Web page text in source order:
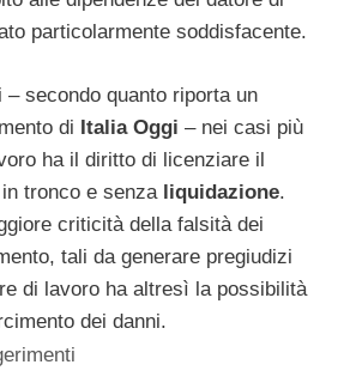
particolarmente soddisfacente.
secondo quanto riporta un
di Italia Oggi – nei casi più
ha il diritto di licenziare il
tronco e senza liquidazione.
criticità della falsità dei
tali da generare pregiudizi
di lavoro ha altresì la possibilità
dei danni.